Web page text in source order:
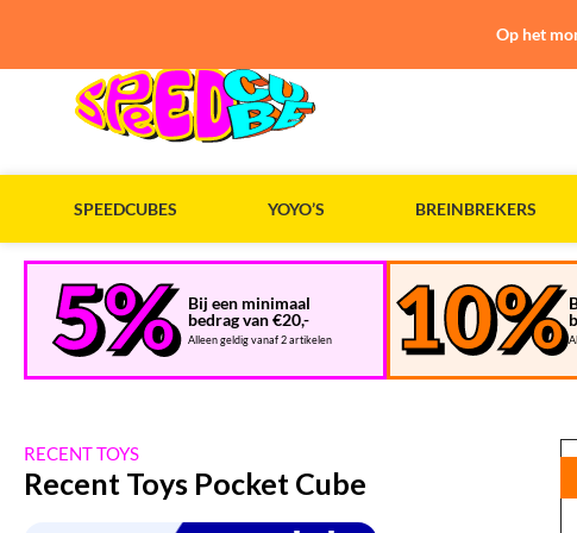
SPEEDCUBES YOYO’S BREINBREKERS
Bij een minimaal
bedrag van €20,-
Alleen geldig vanaf 2 artikelen
RECENT TOYS
Recent Toys Pocket Cube
Op het